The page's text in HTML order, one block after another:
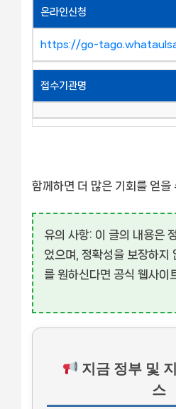
온라인신청
https://go-
접수기관명
함께하면 더 많은 기회를 얻을
유의 사항: 이 글의 내용은
었으며, 정확성을 보장하지
를 원하신다면 공식 웹사이
지금 정부 및
스